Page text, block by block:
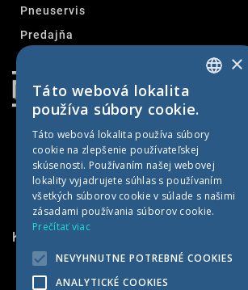
Pneuservis
Predajňa
KONTAKTNÉ INFORMÁCIE
MET AGRO
SLOVAK
GERMAN
HUNGARIAN
×
Táto webová lokalita
používa súbory cookie.
Táto webová lokalita používa súbory
cookie na zlepšenie používateľskej
skúsenosti. Používaním našej webovej
lokality vyjadrujete súhlas s používaním
všetkých súborov cookie v súlade s našimi
zásadami používania súborov cookie.
Prečítať viac
NEVYHNUTNE POTREBNÉ COOKIES
ANALYTICKÉ COOKIES